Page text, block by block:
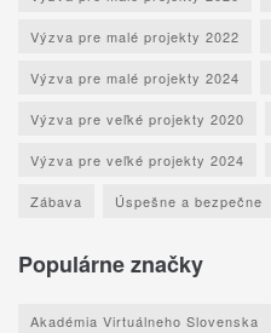
Výzva pre malé projekty 2022
Výzva pre malé projekty 2024
Výzva pre veľké projekty 2020
Výzva pre veľké projekty 2024
Zábava Úspešne a bezpečne
Populárne značky
Akadémia Virtuálneho Slovenska